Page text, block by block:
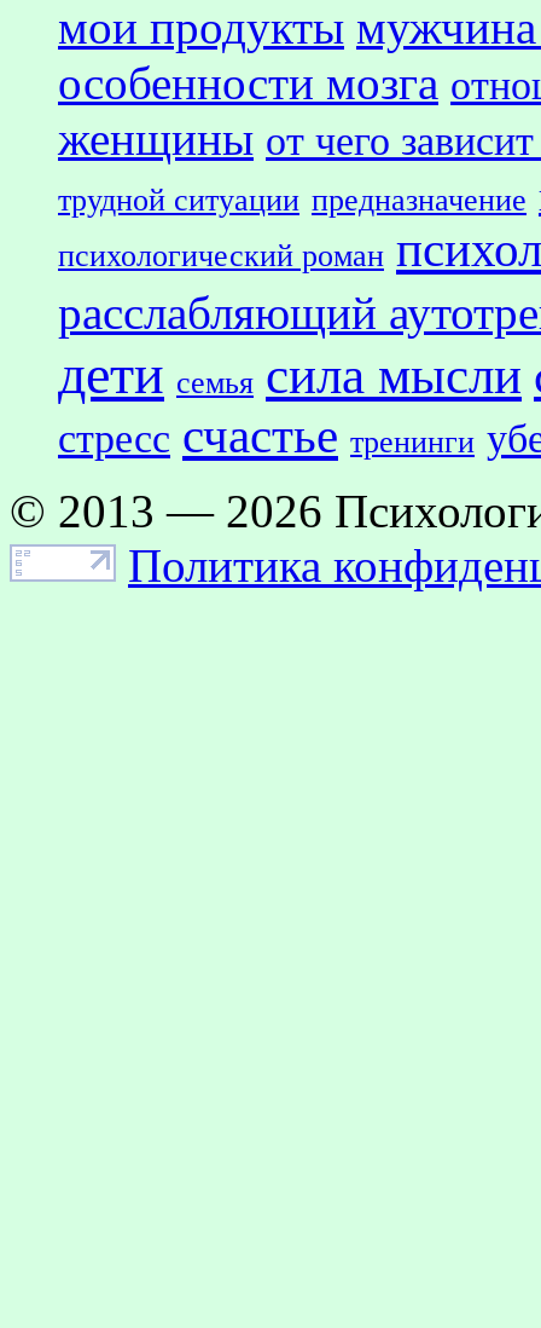
мои продукты
особенности мозга
женщины от чего
трудной ситуации предназначение
психологический роман
расслабляющий
дети семья сила мысли
стресс счастье тренинги
© 2013 — 2026
Политика